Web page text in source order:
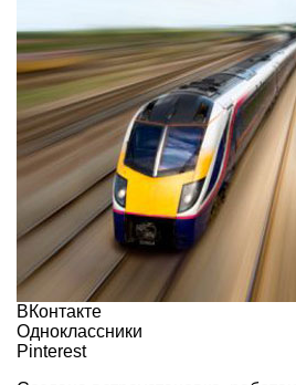
ВКонтакте
Одноклассники
Pinterest